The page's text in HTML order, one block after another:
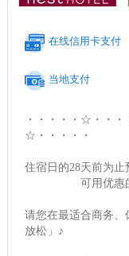
在线信用卡支付
当地支付
・・・・・☆・・
☆・・・・・
住宿日的28天前为止
可用优惠的折
请您在最适合商务
放松」♪